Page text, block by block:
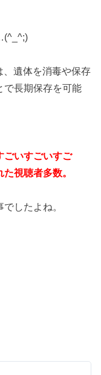
遺体を消毒や保存
で長期保存を可能
ごいすごいすご
視聴者多数。
したよね。